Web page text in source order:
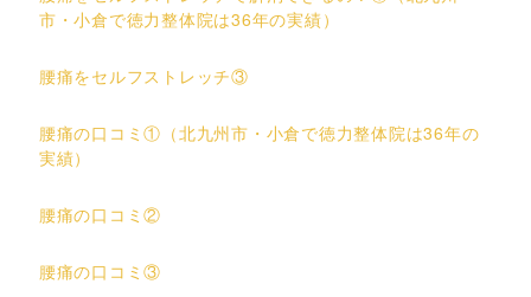
市・小倉で徳力整体院は36年の実績）
腰痛をセルフストレッチ③
腰痛の口コミ①（北九州市・小倉で徳力整体院は36年の
実績）
腰痛の口コミ②
腰痛の口コミ③